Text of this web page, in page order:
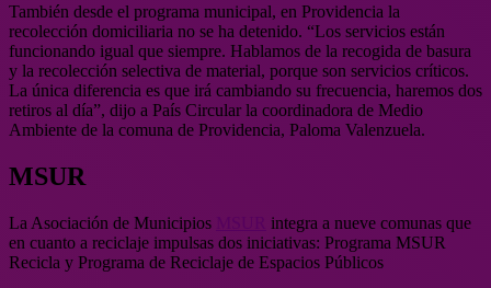
También desde el programa municipal, en Providencia la
recolección domiciliaria no se ha detenido. “Los servicios están
funcionando igual que siempre. Hablamos de la recogida de basura
y la recolección selectiva de material, porque son servicios críticos.
La única diferencia es que irá cambiando su frecuencia, haremos dos
retiros al día”, dijo a País Circular la coordinadora de Medio
Ambiente de la comuna de Providencia, Paloma Valenzuela.
MSUR
La Asociación de Municipios
integra a nueve comunas que
en cuanto a reciclaje impulsas dos iniciativas: Programa MSUR
Recicla y Programa de Reciclaje de Espacios Públicos